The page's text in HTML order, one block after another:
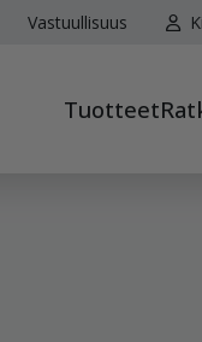
Vastuullisuus
Tuotteet